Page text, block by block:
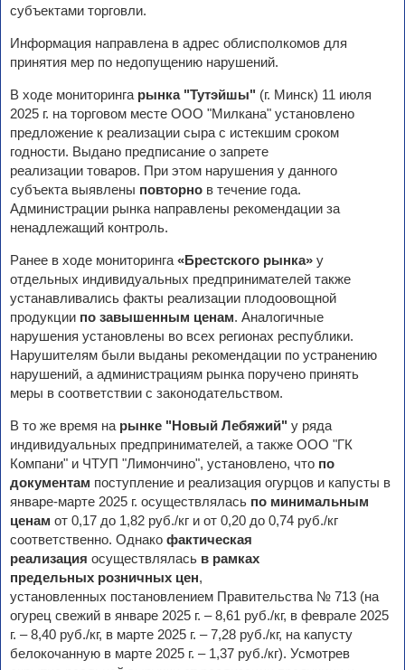
субъектами торговли.
Информация направлена в адрес облисполкомов для
принятия мер по недопущению нарушений.
В ходе мониторинга рынка "Тутэйшы" (г. Минск) 11 июля
2025 г. на торговом месте ООО "Милкана" установлено
предложение к реализации сыра с истекшим сроком
годности. Выдано предписание о запрете
реализации товаров. При этом нарушения у данного
субъекта выявлены повторно в течение года.
Администрации рынка направлены рекомендации за
ненадлежащий контроль.
Ранее в ходе мониторинга «Брестского рынка» у
отдельных индивидуальных предпринимателей также
устанавливались факты реализации плодоовощной
продукции по завышенным ценам. Аналогичные
нарушения установлены во всех регионах республики.
Нарушителям были выданы рекомендации по устранению
нарушений, а администрациям рынка поручено принять
меры в соответствии с законодательством.
В то же время на рынке "Новый Лебяжий" у ряда
индивидуальных предпринимателей, а также ООО "ГК
Компани" и ЧТУП "Лимончино", установлено, что по
документам поступление и реализация огурцов и капусты в
январе-марте 2025 г. осуществлялась по минимальным
ценам от 0,17 до 1,82 руб./кг и от 0,20 до 0,74 руб./кг
соответственно. Однако фактическая
реализация осуществлялась в рамках
предельных розничных цен,
установленных постановлением Правительства № 713 (на
огурец свежий в январе 2025 г. – 8,61 руб./кг, в феврале 2025
г. – 8,40 руб./кг, в марте 2025 г. – 7,28 руб./кг, на капусту
белокочанную в марте 2025 г. – 1,37 руб./кг). Усмотрев